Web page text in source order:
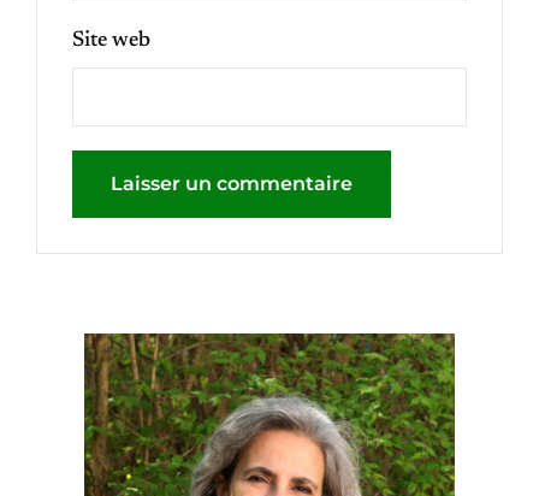
Site web